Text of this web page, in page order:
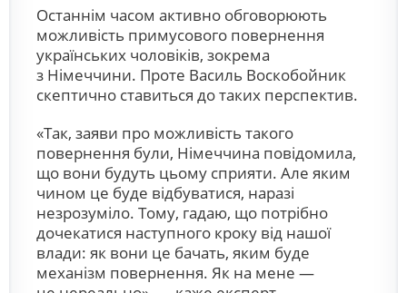
Останнім часом активно обговорюють
можливість примусового повернення
українських чоловіків, зокрема
з Німеччини. Проте Василь Воскобойник
скептично ставиться до таких перспектив.
«Так, заяви про можливість такого
повернення були, Німеччина повідомила,
що вони будуть цьому сприяти. Але яким
чином це буде відбуватися, наразі
незрозуміло. Тому, гадаю, що потрібно
дочекатися наступного кроку від нашої
влади: як вони це бачать, яким буде
механізм повернення. Як на мене —